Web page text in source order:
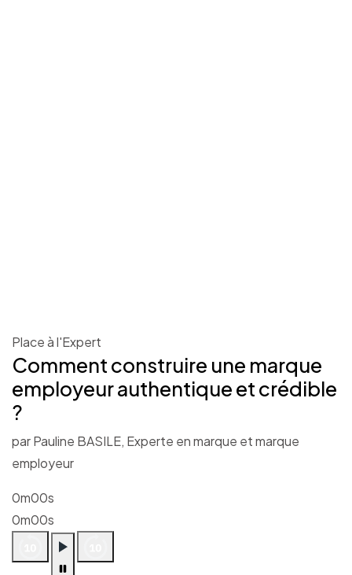
Place à l'Expert
Comment construire une marque
employeur authentique et crédible
?
par Pauline BASILE, Experte en marque et marque
employeur
0m00s
0m00s